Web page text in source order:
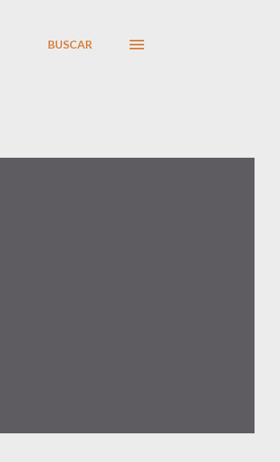
BUSCAR